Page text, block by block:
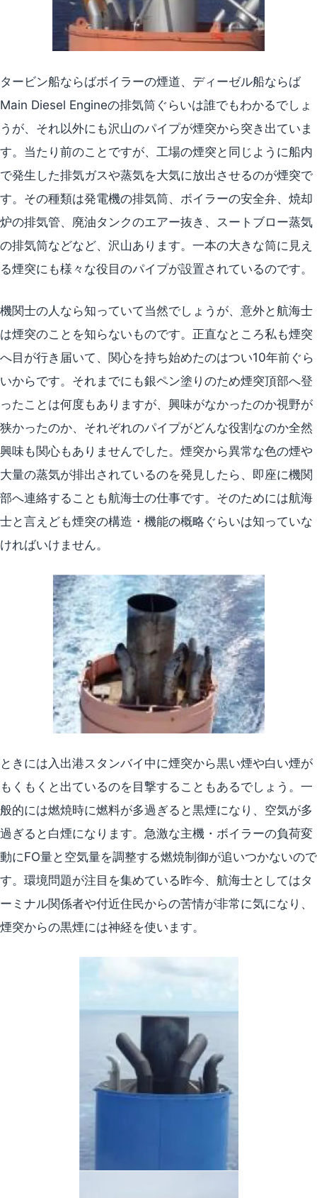
タービン船ならばボイラーの煙道、ディーゼル船ならば
Main Diesel Engineの排気筒ぐらいは誰でもわかるでしょ
うが、それ以外にも沢山のパイプが煙突から突き出ていま
す。当たり前のことですが、工場の煙突と同じように船内
で発生した排気ガスや蒸気を大気に放出させるのが煙突で
す。その種類は発電機の排気筒、ボイラーの安全弁、焼却
炉の排気管、廃油タンクのエアー抜き、スートブロー蒸気
の排気筒などなど、沢山あります。一本の大きな筒に見え
る煙突にも様々な役目のパイプが設置されているのです。
機関士の人なら知っていて当然でしょうが、意外と航海士
は煙突のことを知らないものです。正直なところ私も煙突
へ目が行き届いて、関心を持ち始めたのはつい10年前ぐら
いからです。それまでにも銀ペン塗りのため煙突頂部へ登
ったことは何度もありますが、興味がなかったのか視野が
狭かったのか、それぞれのパイプがどんな役割なのか全然
興味も関心もありませんでした。煙突から異常な色の煙や
大量の蒸気が排出されているのを発見したら、即座に機関
部へ連絡することも航海士の仕事です。そのためには航海
士と言えども煙突の構造・機能の概略ぐらいは知っていな
ければいけません。
ときには入出港スタンバイ中に煙突から黒い煙や白い煙が
もくもくと出ているのを目撃することもあるでしょう。一
般的には燃焼時に燃料が多過ぎると黒煙になり、空気が多
過ぎると白煙になります。急激な主機・ボイラーの負荷変
動にFO量と空気量を調整する燃焼制御が追いつかないので
す。環境問題が注目を集めている昨今、航海士としてはタ
ーミナル関係者や付近住民からの苦情が非常に気になり、
煙突からの黒煙には神経を使います。